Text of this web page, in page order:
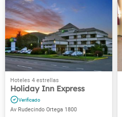
Holiday Inn Express
Av Rudecindo Ortega 1800